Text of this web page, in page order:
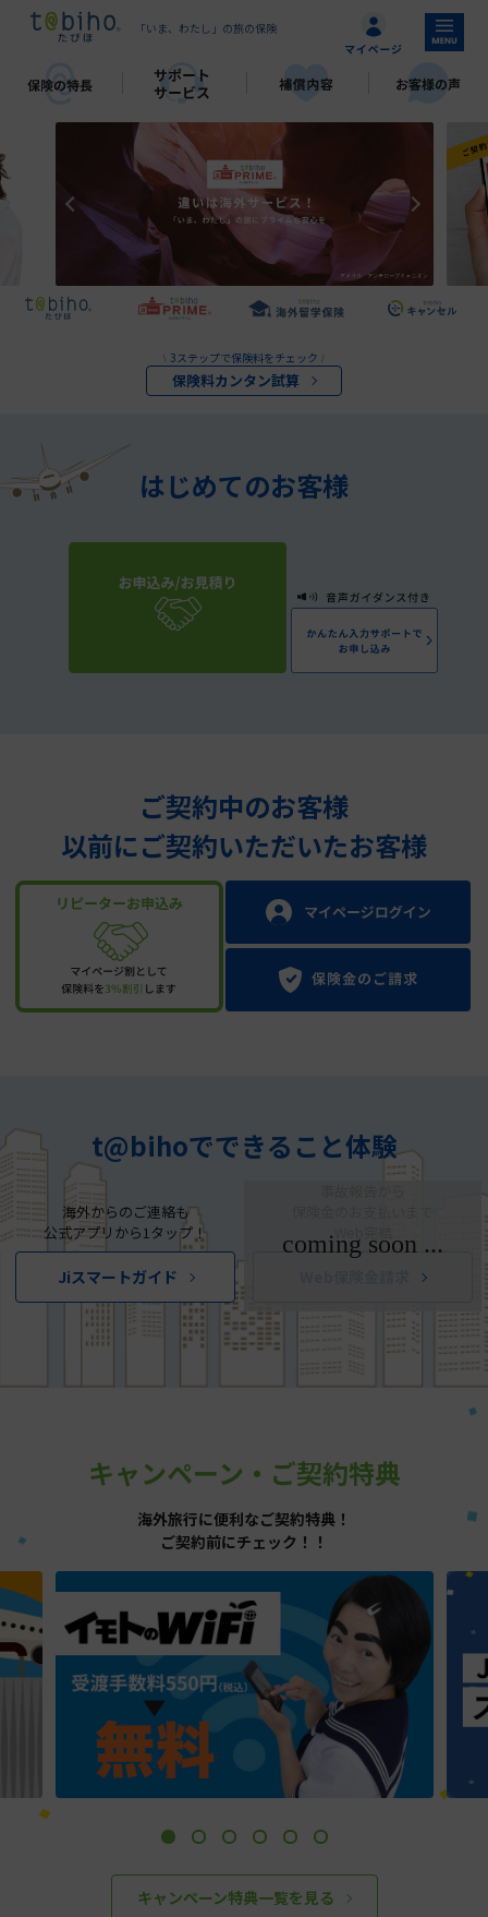
「いま、わたし」の旅の保険
\ 3ステップで保険料をチェック
保険料カンタン試算
はじめてのお客様
ご契約中のお客様
以前にご契約いただいたお客様
t@bihoでできること体験
海外からのご連絡も
公式アプリから1タップ！
Jiスマートガイド
キャンペーン・ご契約特典
海外旅行に便利なご契約特典！
ご契約前にチェック！！
キャンペーン特典一覧を見る